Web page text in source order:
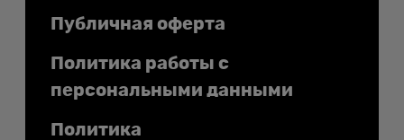
Публичная оферта
Политика работы с
персональными данными
Политика